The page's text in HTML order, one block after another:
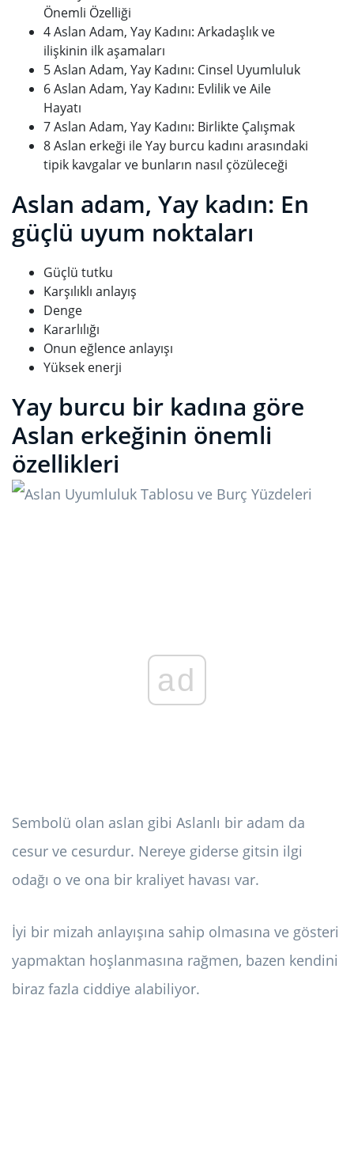
Önemli Özelliği
4 Aslan Adam, Yay Kadını: Arkadaşlık ve
ilişkinin ilk aşamaları
5 Aslan Adam, Yay Kadını: Cinsel Uyumluluk
6 Aslan Adam, Yay Kadını: Evlilik ve Aile
Hayatı
7 Aslan Adam, Yay Kadını: Birlikte Çalışmak
8 Aslan erkeği ile Yay burcu kadını arasındaki
tipik kavgalar ve bunların nasıl çözüleceği
Aslan adam, Yay kadın: En
güçlü uyum noktaları
Güçlü tutku
Karşılıklı anlayış
Denge
Kararlılığı
Onun eğlence anlayışı
Yüksek enerji
Yay burcu bir kadına göre
Aslan erkeğinin önemli
özellikleri
ad
Sembolü olan aslan gibi Aslanlı bir adam da
cesur ve cesurdur. Nereye giderse gitsin ilgi
odağı o ve ona bir kraliyet havası var.
İyi bir mizah anlayışına sahip olmasına ve gösteri
yapmaktan hoşlanmasına rağmen, bazen kendini
biraz fazla ciddiye alabiliyor.